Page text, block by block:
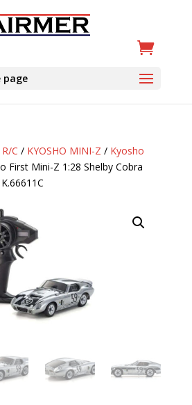
page
C / KYOSHO MINI-Z / Kyosho
First Mini-Z 1:28 Shelby Cobra